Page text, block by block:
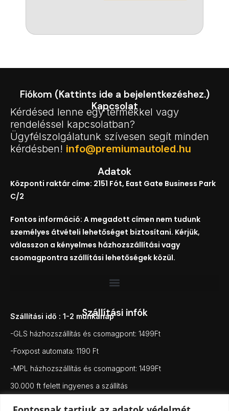
Szállítási infók
Szállítási idő : 1-2 munkanap
-GLS házhozszállítás és csomagpont: 1499Ft
-Foxpost automata: 1190 Ft
-MPL házhozszállítás és csomagpont: 1499Ft
30.000 ft felett ingyenes a szállítás
Adatok
Központi raktár címe: 2151 Fót, East Gate Business Park
C/2
Fontos információ: A megadott címen nem tudunk
személyes átvételi lehetőséget biztosítani. Kérjük,
válasszon a kényelmes házhozszállítási vagy
csomagpontra szállítási lehetőségek közül.
Fiókom (Kattints ide a bejelentkezéshez.)
Kapcsolat
Kérdésed lenne egy termékkel vagy
rendeléssel kapcsolatban?
Ügyfélszolgálatunk szívesen segít minden
kérdésben! info@premiumautoled.hu